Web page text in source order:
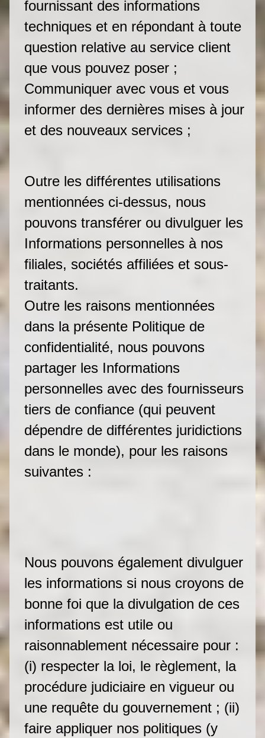
fournissant des informations
techniques et en répondant à toute
question relative au service client
que vous pouvez poser ;
Communiquer avec vous et vous
informer des dernières mises à jour
et des nouveaux services ;
Outre les différentes utilisations
mentionnées ci-dessus, nous
pouvons transférer ou divulguer les
Informations personnelles à nos
filiales, sociétés affiliées et sous-
traitants.
Outre les raisons mentionnées
dans la présente Politique de
confidentialité, nous pouvons
partager les Informations
personnelles avec des fournisseurs
tiers de confiance (qui peuvent
dépendre de différentes juridictions
dans le monde), pour les raisons
suivantes :
Nous pouvons également divulguer
les informations si nous croyons de
bonne foi que la divulgation de ces
informations est utile ou
raisonnablement nécessaire pour :
(i) respecter la loi, le règlement, la
procédure judiciaire en vigueur ou
une requête du gouvernement ; (ii)
faire appliquer nos politiques (y